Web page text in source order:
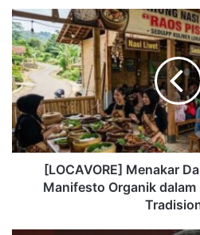
[LOCAVORE] Menakar
Manifesto Organik